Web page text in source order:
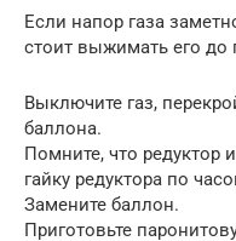
Если напор газа
стоит выжимать его до
Выключите газ,
баллона.
Помните, что редуктор
гайку редуктора по
Замените баллон.
Приготовьте